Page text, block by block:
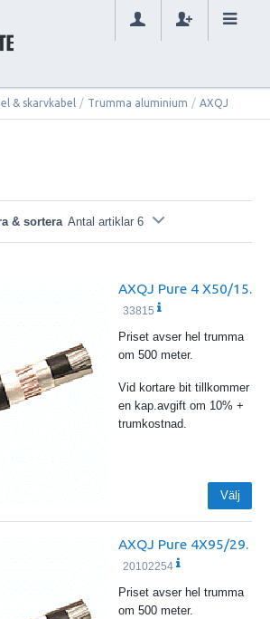
& skarvkabel / Trumma aluminium / AXQJ
& sortera Antal artiklar 6
AXQJ Pure 4 X50/15.
33815
Priset avser hel trumma
om 500 meter.
Vid kortare bit tillkommer
en kap.avgift om 10% +
trumkostnad.
Välj
AXQJ Pure 4X95/29.
20102254
Priset avser hel trumma
om 500 meter.